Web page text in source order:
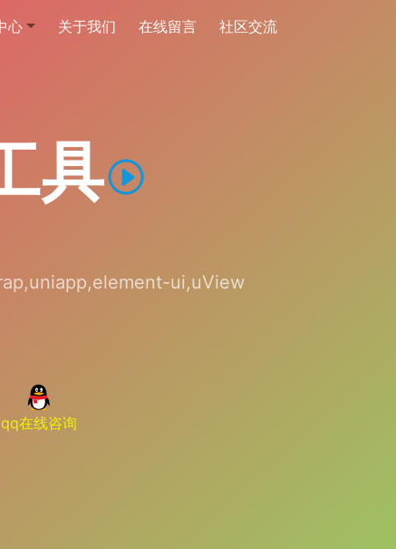
心 关于我们 在线留言 社区交流
具
ui,uView
qq在线咨询